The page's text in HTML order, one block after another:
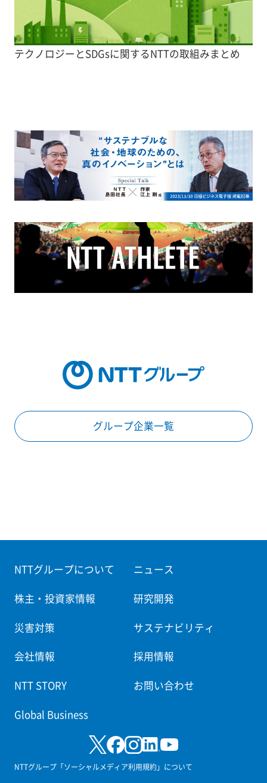
テクノロジーとSDGsに関するNTTの取組みまとめ
グループ企業一覧
NTTグループについて ニュース
株主・投資家情報 研究開発
災害対策 サステナビリティ
会社情報 採用情報
NTT STORY お問い合わせ
Global Business
NTTグループ「ソーシャルメディア利用規約」について